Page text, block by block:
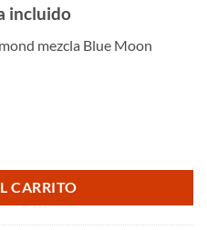
incluido
mezcla Blue Moon
CARRITO